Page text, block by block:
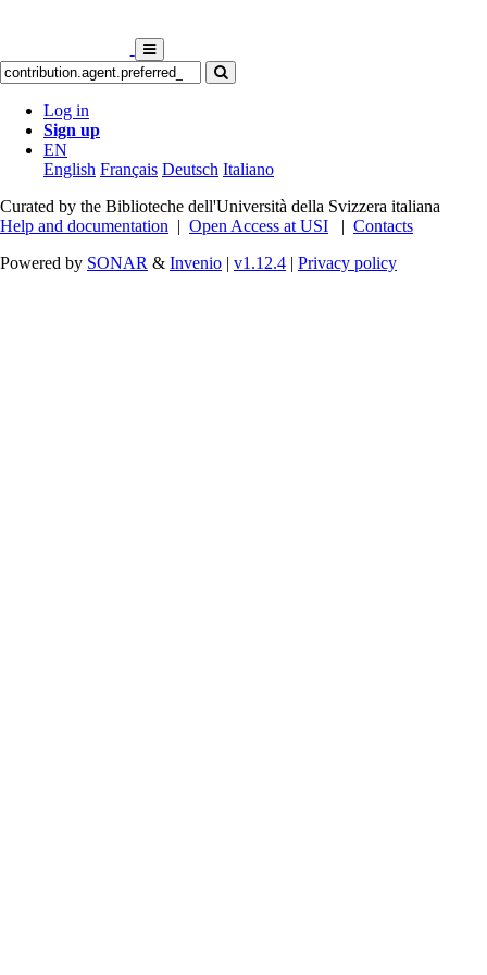
Log in
Sign up
EN
English Français Deutsch Italiano
Curated by the Biblioteche dell'Università della Svizzera italiana
Help and documentation | Open Access at USI | Contacts
Powered by SONAR & Invenio | v1.12.4 | Privacy policy